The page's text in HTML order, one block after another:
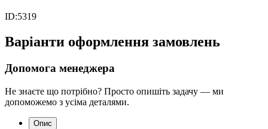
ID:5319
Варіанти оформлення замовлень
Допомога менеджера
Не знаєте що потрібно? Просто опишіть задачу — ми
допоможемо з усіма деталями.
Опис